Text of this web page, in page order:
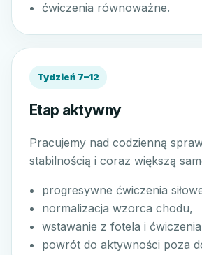
ćwiczenia równoważne.
Tydzień 7–12
Etap aktywny
Pracujemy nad codzienną
stabilnością i coraz większą
progresywne ćwiczenia
normalizacja wzorca chodu,
wstawanie z fotela i
powrót do aktywności poza